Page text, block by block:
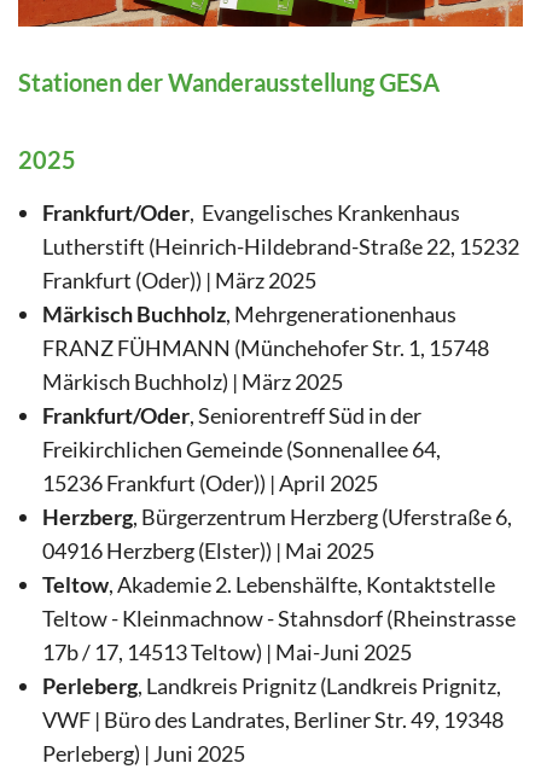
Stationen der Wanderausstellung GESA
2025
Frankfurt/Oder, Evangelisches Krankenhaus
Lutherstift (Heinrich-Hildebrand-Straße 22, 15232
Frankfurt (Oder)) | März 2025
Märkisch Buchholz, Mehrgenerationenhaus
FRANZ FÜHMANN (Münchehofer Str. 1, 15748
Märkisch Buchholz) | März 2025
Frankfurt/Oder, Seniorentreff Süd in der
Freikirchlichen Gemeinde (Sonnenallee 64,
15236 Frankfurt (Oder)) | April 2025
Herzberg, Bürgerzentrum Herzberg (Uferstraße 6,
04916 Herzberg (Elster)) | Mai 2025
Teltow, Akademie 2. Lebenshälfte, Kontaktstelle
Teltow - Kleinmachnow - Stahnsdorf (Rheinstrasse
17b / 17, 14513 Teltow) | Mai-Juni 2025
Perleberg, Landkreis Prignitz (Landkreis Prignitz,
VWF | Büro des Landrates, Berliner Str. 49, 19348
Perleberg) | Juni 2025